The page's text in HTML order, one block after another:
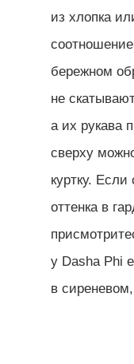
из хлопка
бережном
не
а их рукава
сверху
куртку. Если
оттенка в
у Dasha Phi
в